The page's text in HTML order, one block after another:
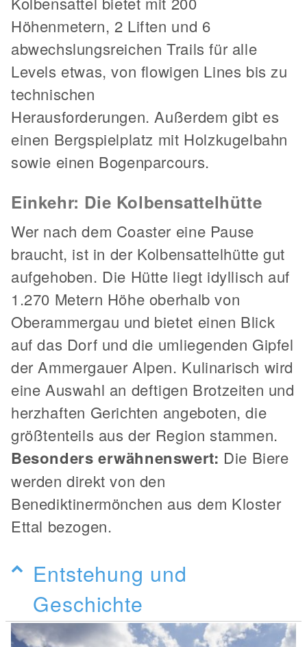
Höhenmetern, 2 Liften und 6
abwechslungsreichen Trails für alle
Levels etwas, von flowigen Lines bis zu
technischen
Herausforderungen. Außerdem gibt es
einen Bergspielplatz mit Holzkugelbahn
sowie einen Bogenparcours.
Einkehr: Die Kolbensattelhütte
Wer nach dem Coaster eine Pause
braucht, ist in der Kolbensattelhütte gut
aufgehoben. Die Hütte liegt idyllisch auf
1.270 Metern Höhe oberhalb von
Oberammergau und bietet einen Blick
auf das Dorf und die umliegenden Gipfel
der Ammergauer Alpen. Kulinarisch wird
eine Auswahl an deftigen Brotzeiten und
herzhaften Gerichten angeboten, die
größtenteils aus der Region stammen.
Besonders erwähnenswert: Die Biere
werden direkt von den
Benediktinermönchen aus dem Kloster
Ettal bezogen.
Entstehung und
Geschichte